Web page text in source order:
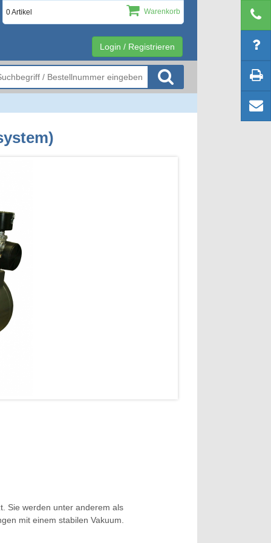
Login / Registrieren
0 Artikel Warenkorb
Sie werden unter anderem als
mit einem stabilen Vakuum.